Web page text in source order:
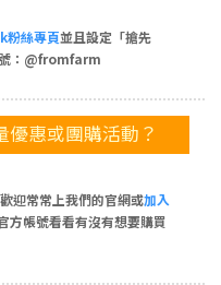
粉絲專頁並且設定「搶先
：@fromfarm
優惠或團購活動？
迎常常上我們的官網或加入
方帳號看看有沒有想要購買